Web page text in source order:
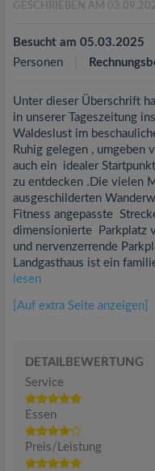
GESCHRIEBEN AM
Besucht am 05.03.2025
Personen
Unter dieser Überschrift
in unserer Tageszeitung
Waldeslust im
Ruhig gelegen ,
auch ein idealer
zu entdecken .Die vielen
ausgeschilderten
Fitness angepasste
dimensionierte Parkplatz
und nervenzerrende
Landgasthaus ist ein
lesen
[Auf extra Seite anzeigen]
DETAILBEWERTUNG
Service
Essen
Preis/Leistung